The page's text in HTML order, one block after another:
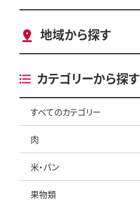
地域から探す
カテゴリーから探す
すべてのカテゴリー
肉
米・パン
果物類